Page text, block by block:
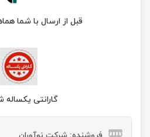
قبل از ارسال با شما
گارانتی یکساله